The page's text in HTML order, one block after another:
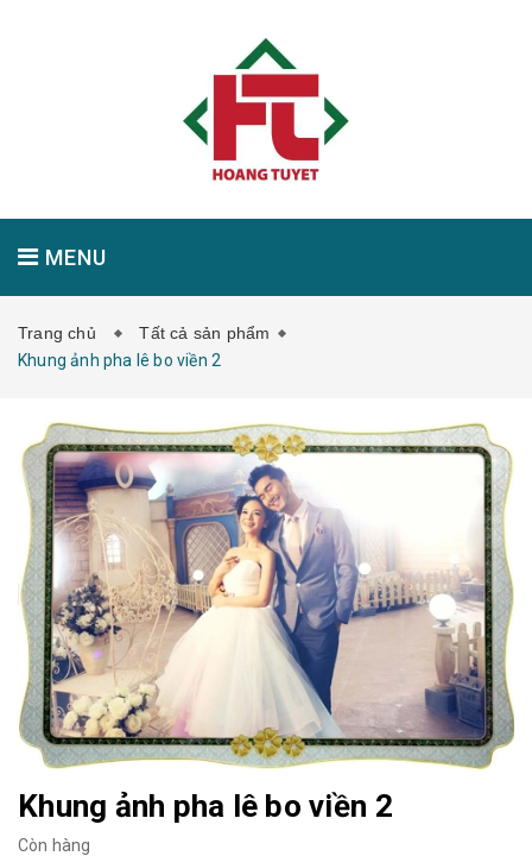
MENU
GIỚI THIỆU SẢN PHẨM
LIÊN HỆ
Trang chủ
Tất cả sản phẩm
Khung ảnh pha lê bo viền 2
Khung ảnh pha lê bo viền 2
Còn hàng